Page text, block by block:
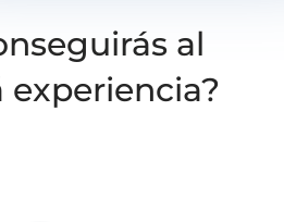
al
experiencia?